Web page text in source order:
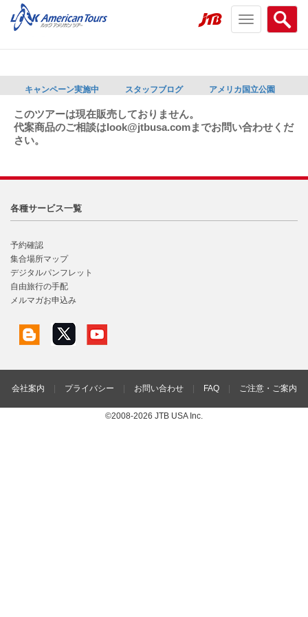
Search
menu
Toggle
navigation
キャンペーン実施中 スタッフブログ アメリカ国立公園
このツアーは現在販売しておりません。
代案商品のご相談はlook@jtbusa.comまでお問い合わせくだ
さい。
各種サービス一覧
予約確認
集合場所マップ
デジタルパンフレット
自由旅行の手配
メルマガお申込み
会社案内 プライバシー お問い合わせ FAQ ご注意・ご案内
©2008-2026 JTB USA Inc.